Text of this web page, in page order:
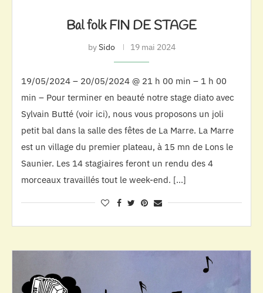
Bal folk FIN DE STAGE
bySido 19 mai 2024
19/05/2024 – 20/05/2024 @ 21 h 00 min – 1 h 00
min – Pour terminer en beauté notre stage diato avec
Sylvain Butté (voir ici), nous vous proposons un joli
petit bal dans la salle des fêtes de La Marre. La Marre
est un village du premier plateau, à 15 mn de Lons le
Saunier. Les 14 stagiaires feront un rendu des 4
morceaux travaillés tout le week-end. […]